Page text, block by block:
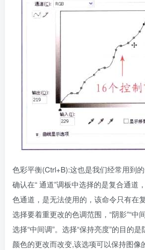
色彩平衡(Ctrl+B):这也是我们经常用到
确认在“ 通道”调板中选择的是复合通道
色通道，是无法使用的，该命令只有在
选择要着重更改的色调范围，“阴影”“中
选择“中间调”。选择“保持亮度”的目的
颜色的更改而改变,该选项可以保持图像